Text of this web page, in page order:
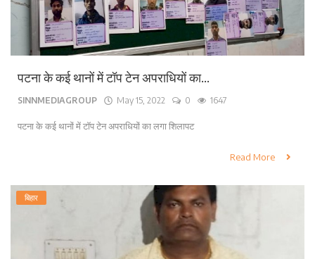
पटना के कई थानों में टॉप टेन अपराधियों का...
SINNMEDIAGROUP May 15, 2022 0 1647
पटना के कई थानों में टॉप टेन अपराधियों का लगा शिलापट
Read More
बिहार